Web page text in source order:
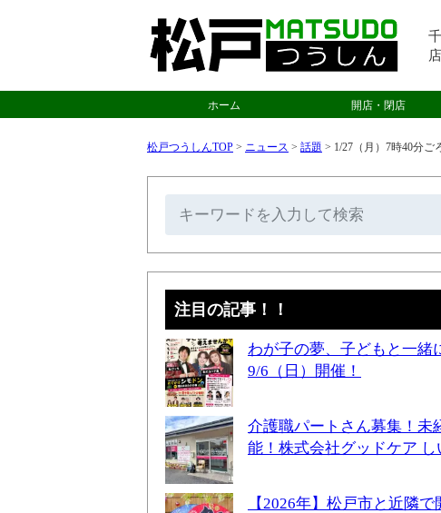
ホーム 開店・閉店
松戸つうしんTOP > ニュース > 話題 > 1/27（月）7時40分
注目の記事！！
わが子の夢、子どもと一緒
9/6（日）開催！
介護職パートさん募集！未
能！株式会社グッドケア し
【2026年】松戸市と近隣